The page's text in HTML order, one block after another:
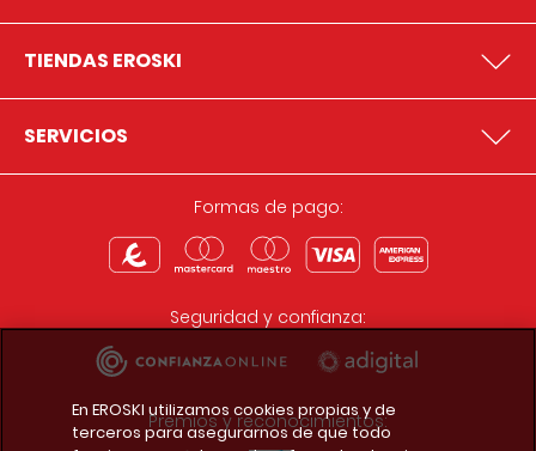
TIENDAS EROSKI
SERVICIOS
Formas de pago:
Seguridad y confianza:
Premios y reconocimientos:
En EROSKI utilizamos cookies propias y de
terceros para asegurarnos de que todo